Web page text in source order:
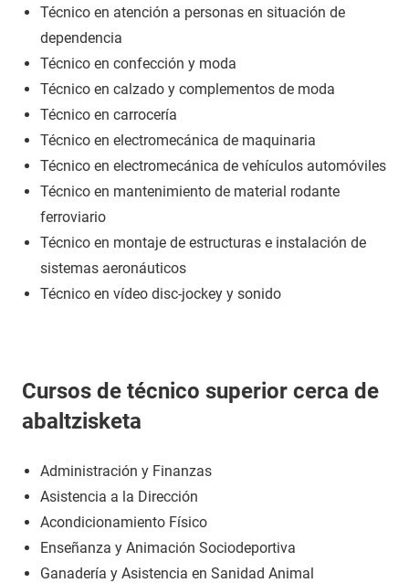
Técnico en atención a personas en situación de
dependencia
Técnico en confección y moda
Técnico en calzado y complementos de moda
Técnico en carrocería
Técnico en electromecánica de maquinaria
Técnico en electromecánica de vehículos automóviles
Técnico en mantenimiento de material rodante
ferroviario
Técnico en montaje de estructuras e instalación de
sistemas aeronáuticos
Técnico en vídeo disc-jockey y sonido
Cursos de técnico superior cerca de
abaltzisketa
Administración y Finanzas
Asistencia a la Dirección
Acondicionamiento Físico
Enseñanza y Animación Sociodeportiva
Ganadería y Asistencia en Sanidad Animal